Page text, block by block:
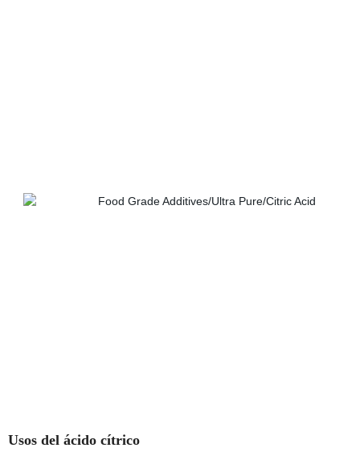
Usos del ácido cítrico